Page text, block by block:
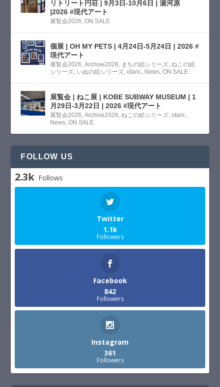
リトリート円荘 | 9月3日-10月6日 | 湯河原
|2026 #現代アート
展覧会2026 ,ON SALE
個展 | OH MY PETS | 4月24日-5月24日 | 2026 #
現代アート
展覧会2026 ,Archive2026 まちの絵シリーズ ねこの絵
シリーズ いぬの絵シリーズ ,otani. News ,ON SALE
展覧会 | ねこ展 | KOBE SUBWAY MUSEUM | 1
月29日-3月22日 | 2026 #現代アート
展覧会2026 ,Archive2026 ねこの絵シリーズ ,otani.
News ,ON SALE
FOLLOW US
2.3k Follows
Twitter
1.1k
Followers
Facebook
842
Followers
Instagram
361
Followers